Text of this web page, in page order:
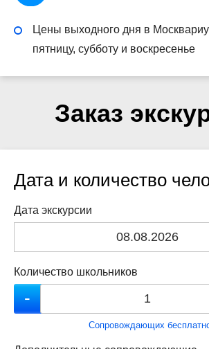
Цены выходного дня в
пятницу, субботу и воскресенье
Заказ
Дата и количество
Дата экскурсии
Количество школьников
Сопровождающих